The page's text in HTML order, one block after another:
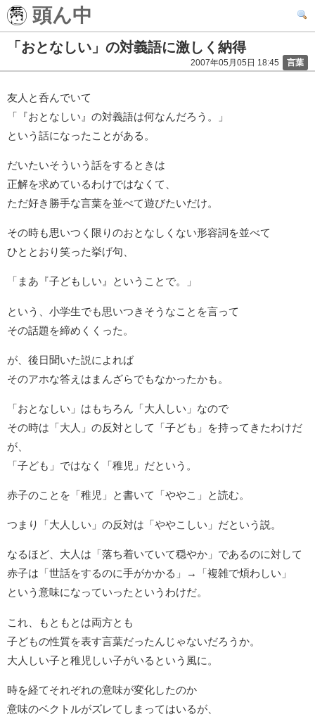
頭ん中
「おとなしい」の対義語に激しく納得
2007年05月05日 18:45 言葉
友人と呑んでいて
「『おとなしい』の対義語は何なんだろう。」
という話になったことがある。
だいたいそういう話をするときは
正解を求めているわけではなくて、
ただ好き勝手な言葉を並べて遊びたいだけ。
その時も思いつく限りのおとなしくない形容詞を並べて
ひととおり笑った挙げ句、
「まあ『子どもしい』ということで。」
という、小学生でも思いつきそうなことを言って
その話題を締めくくった。
が、後日聞いた説によれば
そのアホな答えはまんざらでもなかったかも。
「おとなしい」はもちろん「大人しい」なので
その時は「大人」の反対として「子ども」を持ってきたわけだ
が、
「子ども」ではなく「稚児」だという。
赤子のことを「稚児」と書いて「ややこ」と読む。
つまり「大人しい」の反対は「ややこしい」だという説。
なるほど、大人は「落ち着いていて穏やか」であるのに対して
赤子は「世話をするのに手がかかる」→「複雑で煩わしい」
という意味になっていったというわけだ。
これ、もともとは両方とも
子どもの性質を表す言葉だったんじゃないだろうか。
大人しい子と稚児しい子がいるという風に。
時を経てそれぞれの意味が変化したのか
意味のベクトルがズレてしまってはいるが、